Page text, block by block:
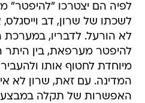
לפיה הם יצטרכו
לשכתו של שרון, דב
לא הורעל. לדבריו, במערכת
להיפטר מערפאת, בין היתר
מיוחדת לחטוף אותו
המדינה. עם זאת, שרון לא
האפשרות של תקלה